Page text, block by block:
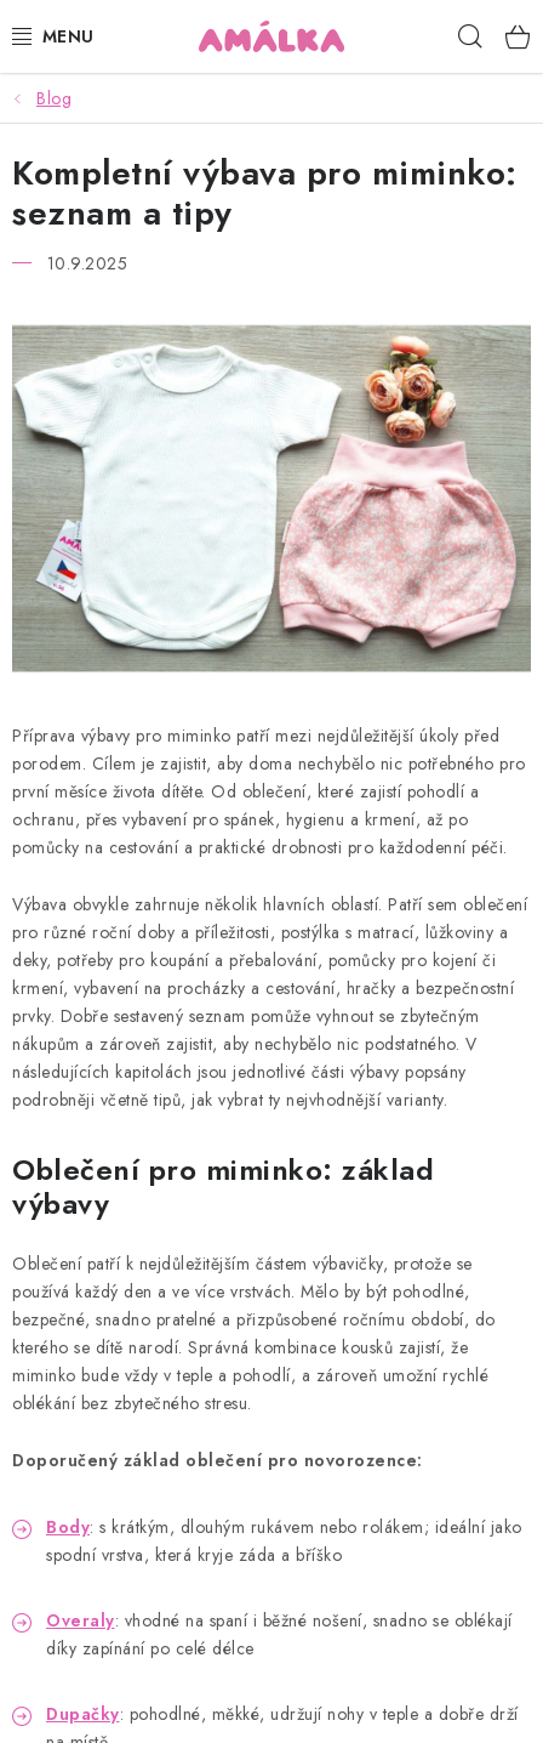
na
KOJENECKÉ, DĚTSKÉ OBLEČENÍ
ČEPICE, RUKAVICE, NÁKRČNÍKY
OSUŠKY, BRYNDÁKY, DEKY, DOPLŇKY
POUKAZY
KONTAKTY
HODNOCENÍ OBCHODU
Kontakty
Doprava a platba
Tabulka velikostí
Postup pro vrácení a výměnu
Velkoobchod
Obchodní podmínky
Podmínky ochrany osobních údajů
Blog
Blog
Kompletní výbava pro miminko:
seznam a tipy
10.9.2025
Příprava výbavy pro miminko patří mezi nejdůležitější úkoly před
porodem. Cílem je zajistit, aby doma nechybělo nic potřebného pro
první měsíce života dítěte. Od oblečení, které zajistí pohodlí a
ochranu, přes vybavení pro spánek, hygienu a krmení, až po
pomůcky na cestování a praktické drobnosti pro každodenní péči.
Výbava obvykle zahrnuje několik hlavních oblastí. Patří sem oblečení
pro různé roční doby a příležitosti, postýlka s matrací, lůžkoviny a
deky, potřeby pro koupání a přebalování, pomůcky pro kojení či
krmení, vybavení na procházky a cestování, hračky a bezpečnostní
prvky. Dobře sestavený seznam pomůže vyhnout se zbytečným
nákupům a zároveň zajistit, aby nechybělo nic podstatného. V
následujících kapitolách jsou jednotlivé části výbavy popsány
podrobněji včetně tipů, jak vybrat ty nejvhodnější varianty.
Oblečení pro miminko: základ
výbavy
Oblečení patří k nejdůležitějším částem výbavičky, protože se
používá každý den a ve více vrstvách. Mělo by být pohodlné,
bezpečné, snadno pratelné a přizpůsobené ročnímu období, do
kterého se dítě narodí. Správná kombinace kousků zajistí, že
miminko bude vždy v teple a pohodlí, a zároveň umožní rychlé
oblékání bez zbytečného stresu.
Doporučený základ oblečení pro novorozence:
Body: s krátkým, dlouhým rukávem nebo rolákem; ideální jako
spodní vrstva, která kryje záda a bříško
Overaly: vhodné na spaní i běžné nošení, snadno se oblékají
díky zapínání po celé délce
Dupačky: pohodlné, měkké, udržují nohy v teple a dobře drží